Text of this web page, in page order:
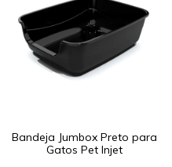
Bandeja Jumbox Preto para
Gatos Pet Injet